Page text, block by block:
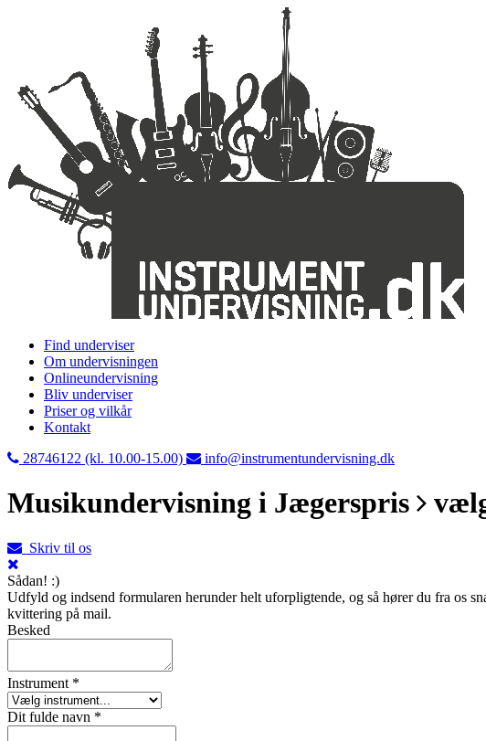
Find underviser
Om undervisningen
Onlineundervisning
Bliv underviser
Priser og vilkår
Kontakt
28746122 (kl. 10.00-15.00)
info@instrumentundervisning.dk
Musikundervisning i Jægerspris
Skriv til os
Sådan! :)
Udfyld og indsend formularen herunder helt uforpligtende, og så hører du fra os
kvittering på mail.
Besked
Instrument *
Dit fulde navn *